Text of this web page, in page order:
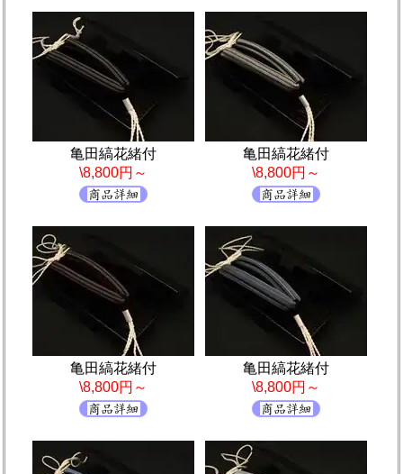
亀田縞花緒付
\8,800円～
亀田縞花緒付
\8,800円～
亀田縞花緒付
\8,800円～
亀田縞花緒付
\8,800円～